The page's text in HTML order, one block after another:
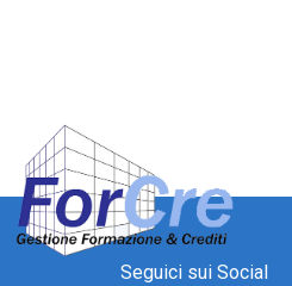
Seguici sui Social